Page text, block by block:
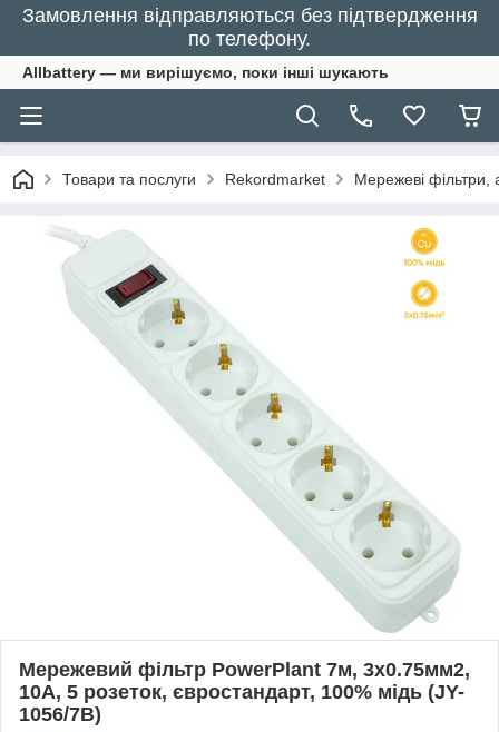
Замовлення відправляються без підтвердження
по телефону.
Allbattery — ми вирішуємо, поки інші шукають
Товари та послуги Rekordmarket Мережеві фільтри,
Мережевий фільтр PowerPlant 7м, 3x0.75мм2,
10A, 5 розеток, євростандарт, 100% мідь (JY-
1056/7B)